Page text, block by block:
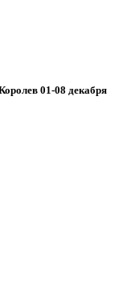
01-08 декабря